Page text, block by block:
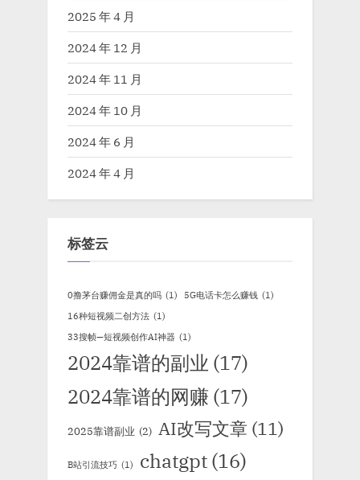
2025 年 4 月
2024 年 12 月
2024 年 11 月
2024 年 10 月
2024 年 6 月
2024 年 4 月
标签云
0撸茅台赚佣金是真的吗 (1) 5G电话卡怎么赚钱 (1)
16种短视频二创方法 (1)
33搜帧—短视频创作AI神器 (1)
2024靠谱的副业 (17)
2024靠谱的网赚 (17)
2025靠谱副业 (2) AI改写文章 (11)
B站引流技巧 (1) chatgpt(16)